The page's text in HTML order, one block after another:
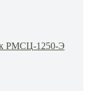
РМСЦ-1250-Э